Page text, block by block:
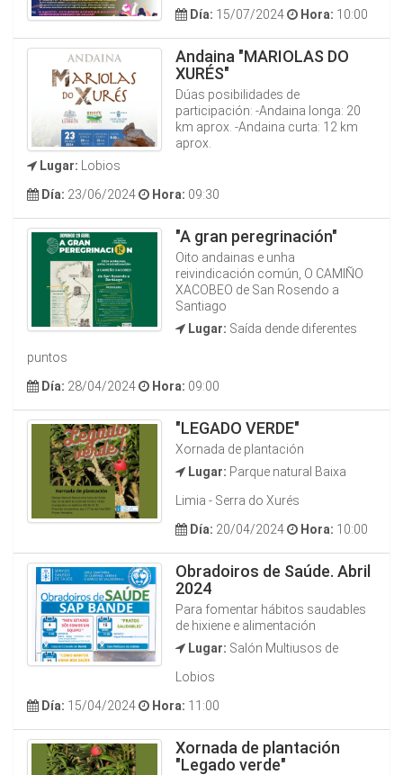
Día: 15/07/2024 Hora: 10:00
Andaina "MARIOLAS DO
XURÉS"
Dúas posibilidades de
participación: -Andaina longa: 20
km aprox. -Andaina curta: 12 km
aprox.
Lugar: Lobios
Día: 23/06/2024 Hora: 09:30
"A gran peregrinación"
Oito andainas e unha
reivindicación común, O CAMIÑO
XACOBEO de San Rosendo a
Santiago
Lugar: Saída dende diferentes
puntos
Día: 28/04/2024 Hora: 09:00
"LEGADO VERDE"
Xornada de plantación
Lugar: Parque natural Baixa
Limia - Serra do Xurés
Día: 20/04/2024 Hora: 10:00
Obradoiros de Saúde. Abril
2024
Para fomentar hábitos saudables
de hixiene e alimentación
Lugar: Salón Multiusos de
Lobios
Día: 15/04/2024 Hora: 11:00
Xornada de plantación
"Legado verde"